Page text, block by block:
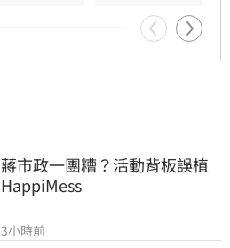
蔣市政一團糟？活動背板誤植
HappiMess
3小時前